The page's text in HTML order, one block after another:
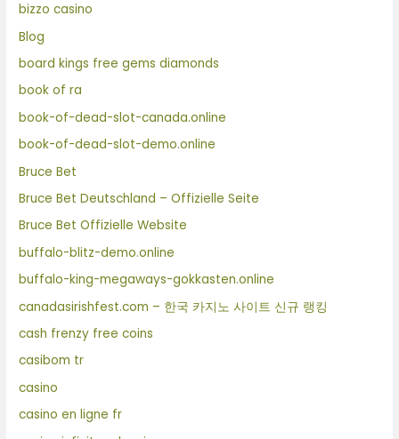
bizzo casino
Blog
board kings free gems diamonds
book of ra
book-of-dead-slot-canada.online
book-of-dead-slot-demo.online
Bruce Bet
Bruce Bet Deutschland – Offizielle Seite
Bruce Bet Offizielle Website
buffalo-blitz-demo.online
buffalo-king-megaways-gokkasten.online
canadasirishfest.com – 한국 카지노 사이트 신규 랭킹
cash frenzy free coins
casibom tr
casino
casino en ligne fr